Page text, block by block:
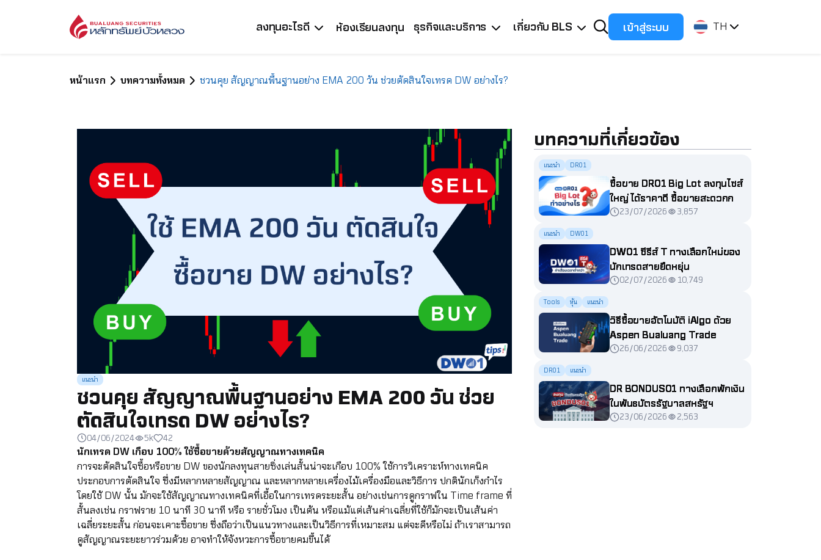
ลงทุนอะไรดี ห้องเรียนลงทุน ธุรกิจและบริการ เกี่ยวกับ BLS เข้าสู่ระบบ TH
หน้าแรก บทความทั้งหมด ชวนคุย สัญญาณพื้นฐานอย่าง EMA 200 วัน ช่วยตัดสินใจเทรด DW อย่างไร?
แนะนำ
ชวนคุย สัญญาณพื้นฐานอย่าง EMA 200 วัน ช่วย
ตัดสินใจเทรด DW อย่างไร?
04/06/2024 5k 42
นักเทรด DW เกือบ 100% ใช้ซื้อขายด้วยสัญญาณทางเทคนิค
การจะตัดสินใจซื้อหรือขาย DW ของนักลงทุนสายซิ่งเล่นสั้นน่าจะเกือบ 100% ใช้การวิเคราะห์ทางเทคนิค
ประกอบการตัดสินใจ ซึ่งมีหลากหลายสัญญาณ และหลากหลายเครื่องไม้เครื่องมือและวิธีการ ปกตินักเก็งกำไร
โดยใช้ DW นั้น มักจะใช้สัญญาณทางเทคนิคที่เอื้อในการเทรดระยะสั้น อย่างเช่นการดูกราฟใน Time frame ที่
สั้นลงเช่น กราฟราย 10 นาที 30 นาที หรือ รายชั่วโมง เป็นต้น หรือแม้แต่เส้นค่าเฉลี่ยที่ใช้ก็มักจะเป็นเส้นค่า
เฉลี่ยระยะสั้น ก่อนจะเคาะซื้อขาย ซึ่งถือว่าเป็นแนวทางและเป็นวิธีการที่เหมาะสม แต่จะดีหรือไม่ ถ้าเราสามารถ
ดูสัญญาณระยะยาวร่วมด้วย อาจทำให้จังหวะการซื้อขายคมขึ้นได้
บทความที่เกี่ยวข้อง
แนะนำ DR01
ซื้อขาย DR01 Big Lot ลงทุนไซส์
ใหญ่ ได้ราคาดี ซื้อขายสะดวกกว่า
ที่คิด23/07/2026 3,857
แนะนำ DW01
DW01 ซีรีส์ T ทางเลือกใหม่ของ
นักเทรดสายยืดหยุ่น
02/07/2026 10,749
Tools หุ้น แนะนำ
วิธีซื้อขายอัตโนมัติ iAlgo ด้วย
Aspen Bualuang Trade
26/06/2026 9,037
DR01 แนะนำ
DR BONDUS01 ทางเลือกพักเงิน
ในพันธบัตรรัฐบาลสหรัฐฯ
23/06/2026 2,563